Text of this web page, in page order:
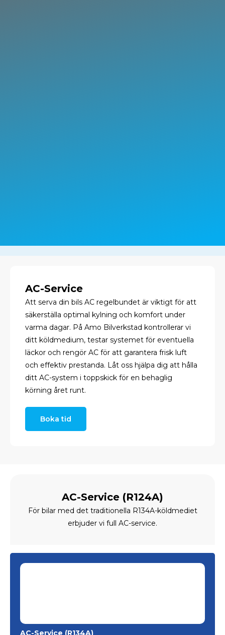
AC-Service
Att serva din bils AC regelbundet är viktigt för att
säkerställa optimal kylning och komfort under
varma dagar. På Amo Bilverkstad kontrollerar vi
ditt köldmedium, testar systemet för eventuella
läckor och rengör AC för att garantera frisk luft
och effektiv prestanda. Låt oss hjälpa dig att hålla
ditt AC-system i toppskick för en behaglig
körning året runt.
Boka tid
AC-Service (R124A)
För bilar med det traditionella R134A-köldmediet
erbjuder vi full AC-service.
AC-Service (R134A)